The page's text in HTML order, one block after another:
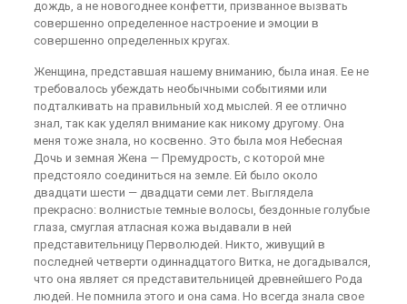
дождь, а не новогоднее конфетти, призванное вызвать
совершенно определенное настроение и эмоции в
совершенно определенных кругах.
Женщина, представшая нашему вниманию, была иная. Ее не
требовалось убеждать необычными событиями или
подталкивать на правильный ход мыслей. Я ее отлично
знал, так как уделял внимание как никому другому. Она
меня тоже знала, но косвенно. Это была моя Небесная
Дочь и земная Жена — Премудрость, с которой мне
предстояло соединиться на земле. Ей было около
двадцати шести — двадцати семи лет. Выглядела
прекрасно: волнистые темные волосы, бездонные голубые
глаза, смуглая атласная кожа выдавали в ней
представительницу Перволюдей. Никто, живущий в
последней четверти одиннадцатого Витка, не догадывался,
что она являет ся представительницей древнейшего Рода
людей. Не помнила этого и она сама. Но всегда знала свое